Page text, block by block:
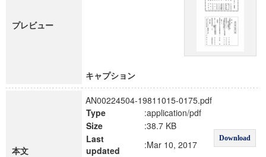
プレビュー
キャプション
本文
AN00224504-19811015-0175.pdf
Type
:application/pdf
Download
Size
:38.7 KB
Last
updated
:Mar 10, 2017